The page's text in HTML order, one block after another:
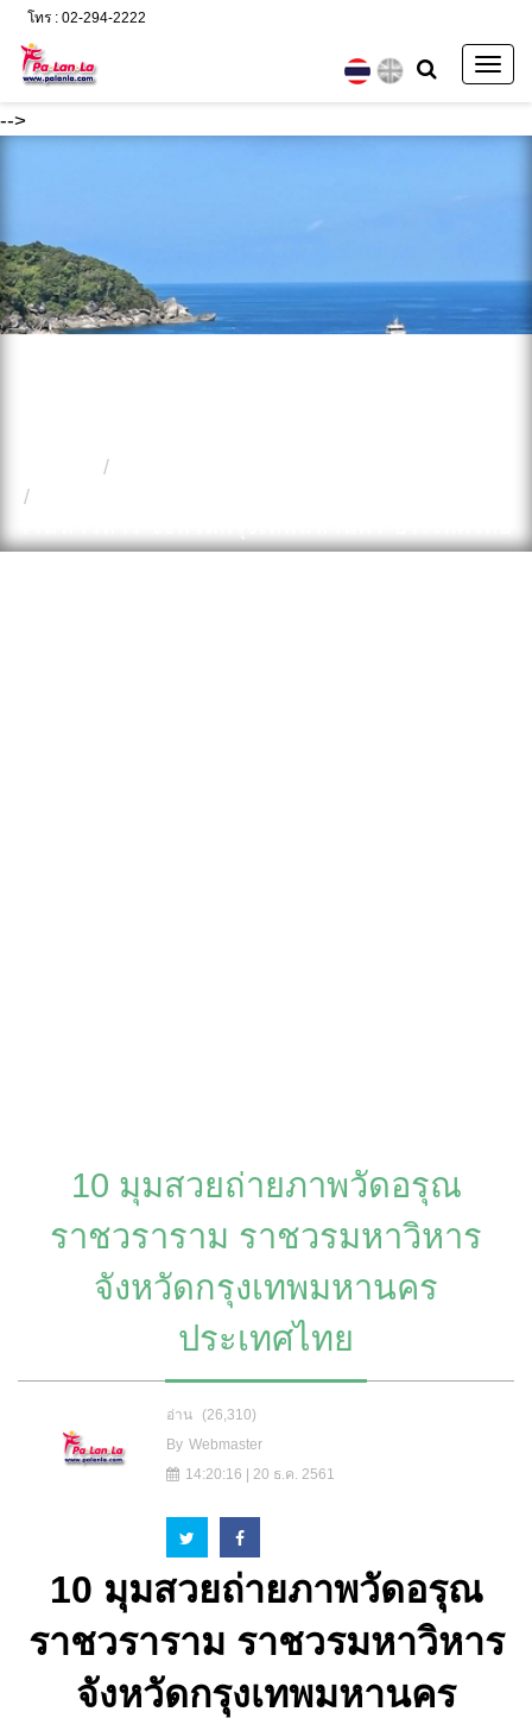
-->
โทร : 02-294-2222
10 มุมสวยถ่ายภาพวัดอรุณ
ราชวราราม ราชวรมหาวิหาร
จังหวัดกรุงเทพมหานคร
ประเทศไทย
อ่าน
(26,310)
By Webmaster
14:20:16 | 20 ธ.ค. 2561
10 มุมสวยถ่ายภาพวัดอรุณ
ราชวราราม ราชวรมหาวิหาร
จังหวัดกรุงเทพมหานคร